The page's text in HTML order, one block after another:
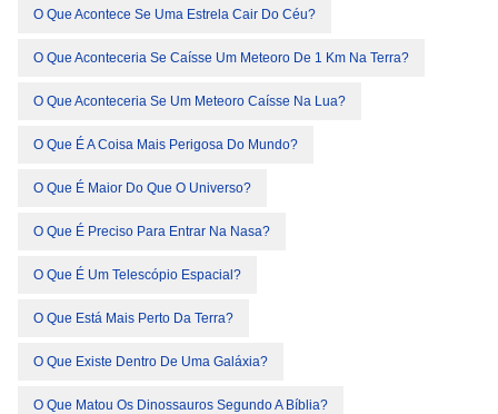
O Que Acontece Se Uma Estrela Cair Do Céu?
O Que Aconteceria Se Caísse Um Meteoro De 1 Km Na Terra?
O Que Aconteceria Se Um Meteoro Caísse Na Lua?
O Que É A Coisa Mais Perigosa Do Mundo?
O Que É Maior Do Que O Universo?
O Que É Preciso Para Entrar Na Nasa?
O Que É Um Telescópio Espacial?
O Que Está Mais Perto Da Terra?
O Que Existe Dentro De Uma Galáxia?
O Que Matou Os Dinossauros Segundo A Bíblia?